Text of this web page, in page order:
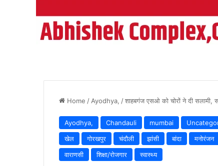
Home / Ayodhya, /शाहबगंज एसओ को चोरों ने दी
Ayodhya, Chandauli mumbai
खेल
गोरखपुर चंदौली झांसी बांदा मनोरंजन
वाराणसी
शिक्षा/रोजगार स्वास्थ्य